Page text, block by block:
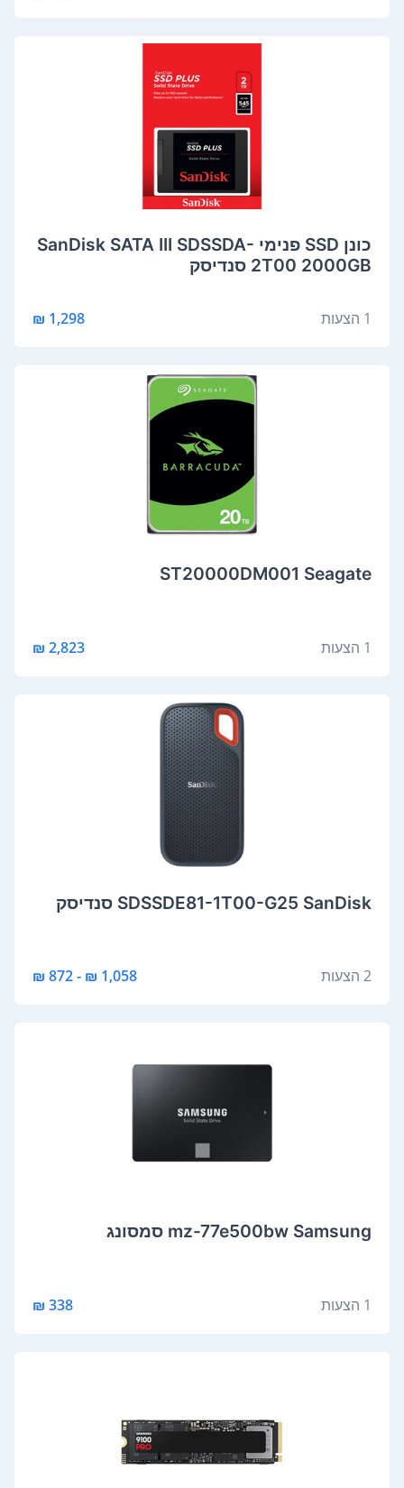
כונן SSD פנימי SanDisk SATA III SDSSDA-
2T00 2000GB סנדיסק
1 הצעות 1,298 ₪
ST20000DM001 Seagate
1 הצעות 2,823 ₪
SDSSDE81-1T00-G25 SanDisk סנדיסק
2 הצעות 1,058 ₪ - 872 ₪
mz-77e500bw Samsung סמסונג
1 הצעות 338 ₪